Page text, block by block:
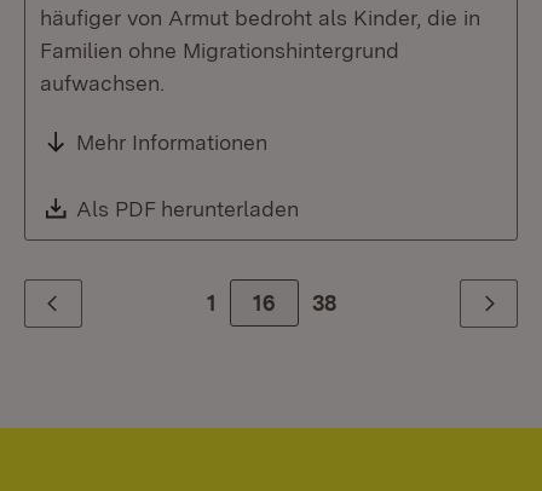
häufiger von Armut bedroht als Kinder, die in
Familien ohne Migrationshintergrund
aufwachsen.
Mehr Informationen
Download:
Als PDF herunterladen
Zurück 1 Zur Seite
16 38 Weiter